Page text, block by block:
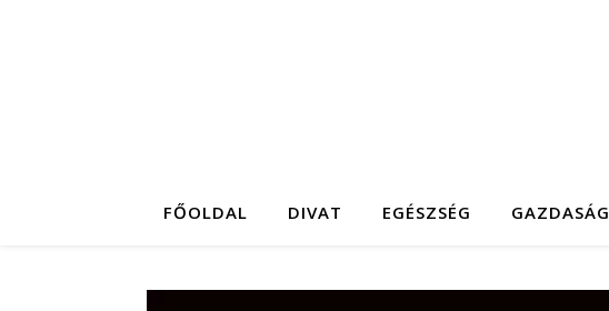
FŐOLDAL DIVAT EGÉSZSÉG GAZDASÁG